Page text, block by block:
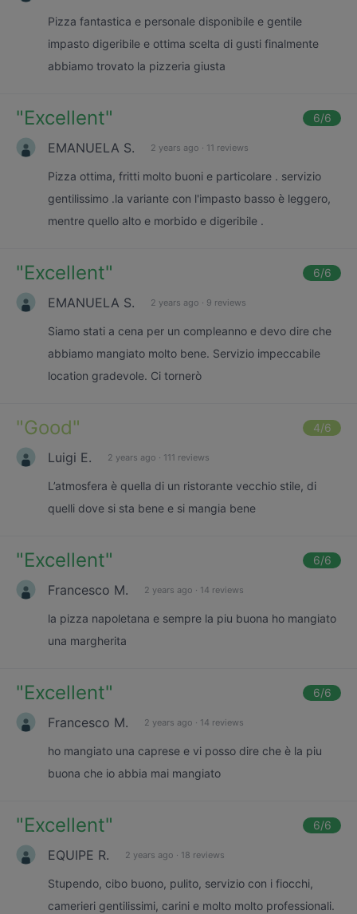
Pizza fantastica e personale disponibile e gentile
impasto digeribile e ottima scelta di gusti finalmente
abbiamo trovato la pizzeria giusta
"Excellent" 6/6
EMANUELA S. 2 years ago · 11 reviews
Pizza ottima, fritti molto buoni e particolare . servizio
gentilissimo .la variante con l'impasto basso è leggero,
mentre quello alto e morbido e digeribile .
"Excellent" 6/6
EMANUELA S. 2 years ago · 9 reviews
Siamo stati a cena per un compleanno e devo dire che
abbiamo mangiato molto bene. Servizio impeccabile
location gradevole. Ci tornerò
"Good" 4/6
Luigi E. 2 years ago · 111 reviews
L’atmosfera è quella di un ristorante vecchio stile, di
quelli dove si sta bene e si mangia bene
"Excellent" 6/6
Francesco M. 2 years ago · 14 reviews
la pizza napoletana e sempre la piu buona ho mangiato
una margherita
"Excellent" 6/6
Francesco M. 2 years ago · 14 reviews
ho mangiato una caprese e vi posso dire che è la piu
buona che io abbia mai mangiato
"Excellent" 6/6
EQUIPE R. 2 years ago · 18 reviews
Stupendo, cibo buono, pulito, servizio con i fiocchi,
camerieri gentilissimi, carini e molto molto professionali.